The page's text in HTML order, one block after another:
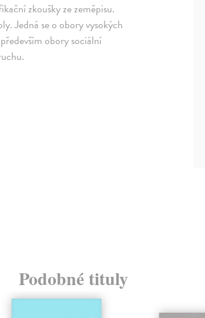
zkoušky ze zeměpisu.
Jedná se o obory vysokých
obory sociální
Podobné tituly